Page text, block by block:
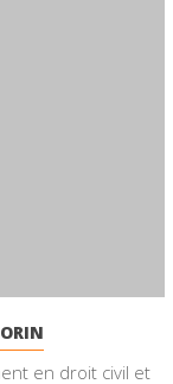
en droit civil et